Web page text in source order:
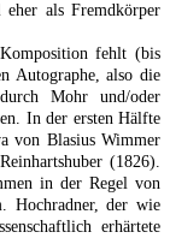
als Fremdkörper
fehlt (bis
Autographe, also die
Mohr und/oder
In der ersten Hälfte
von Blasius Wimmer
(1826).
in der Regel von
Hochradner, der wie
erhärtete